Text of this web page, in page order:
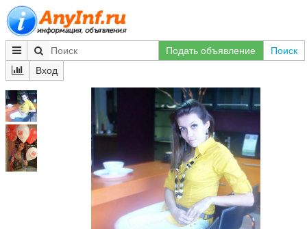
Подать объявление
Поиск
Вход